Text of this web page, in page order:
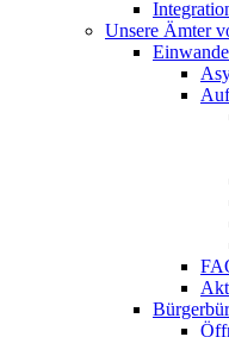
Unsere Ämter